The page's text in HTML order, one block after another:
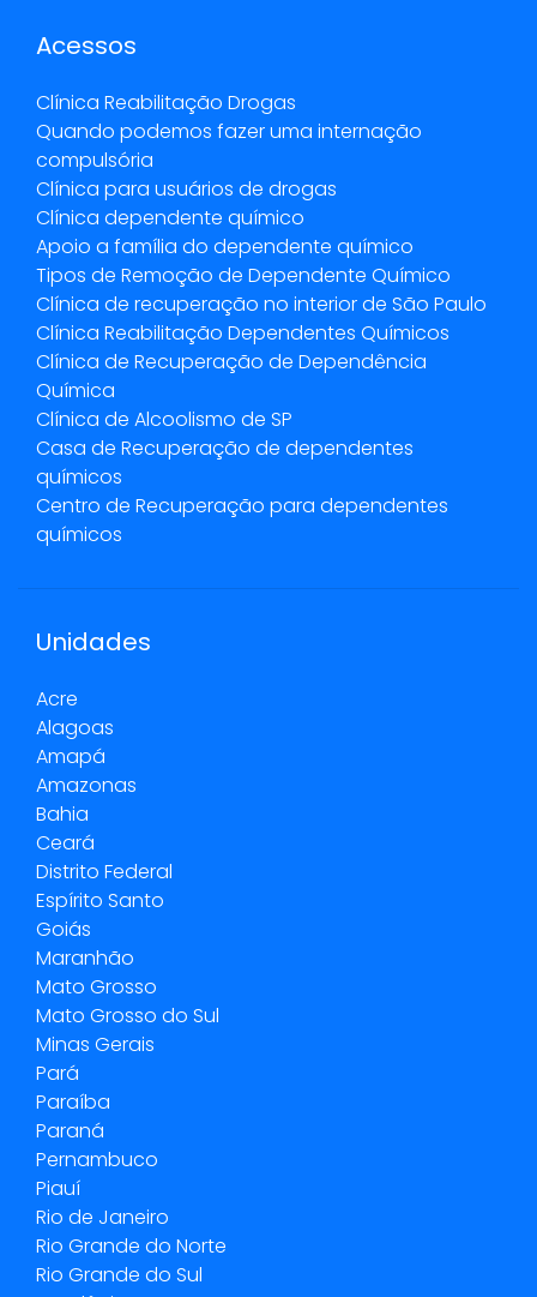
Acessos
Clínica Reabilitação Drogas
Quando podemos fazer uma internação
compulsória
Clínica para usuários de drogas
Clínica dependente químico
Apoio a família do dependente químico
Tipos de Remoção de Dependente Químico
Clínica de recuperação no interior de São Paulo
Clínica Reabilitação Dependentes Químicos
Clínica de Recuperação de Dependência
Química
Clínica de Alcoolismo de SP
Casa de Recuperação de dependentes
químicos
Centro de Recuperação para dependentes
químicos
Unidades
Acre
Alagoas
Amapá
Amazonas
Bahia
Ceará
Distrito Federal
Espírito Santo
Goiás
Maranhão
Mato Grosso
Mato Grosso do Sul
Minas Gerais
Pará
Paraíba
Paraná
Pernambuco
Piauí
Rio de Janeiro
Rio Grande do Norte
Rio Grande do Sul